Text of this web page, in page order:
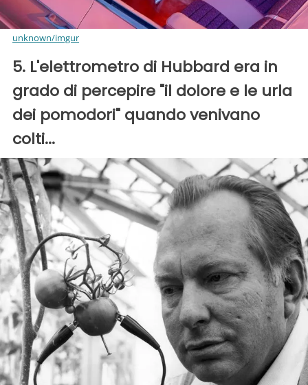
unknown/imgur
5. L'elettrometro di Hubbard era in
grado di percepire "il dolore e le urla
dei pomodori" quando venivano
colti...